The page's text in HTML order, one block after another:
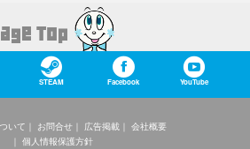
STEAM Facebook YouTube
いて お問合せ 広告掲載
会社概要
個人情報保護方針